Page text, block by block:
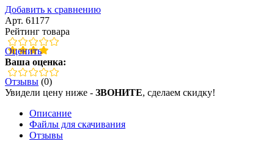
Добавить к сравнению
Арт. 61177
Рейтинг товара
Оценить
Ваша оценка:
Отзывы (0)
Увидели цену ниже - ЗВОНИТЕ, сделаем скидку!
Описание
Файлы для скачивания
Отзывы